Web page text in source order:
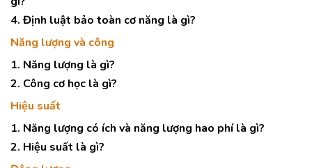
4. Định luật bảo toàn cơ năng là gì?
Năng lượng và công
1. Năng lượng là gì?
2. Công cơ học là gì?
Hiệu suất
1. Năng lượng có ích và năng lượng hao phí là gì?
2. Hiệu suất là gì?